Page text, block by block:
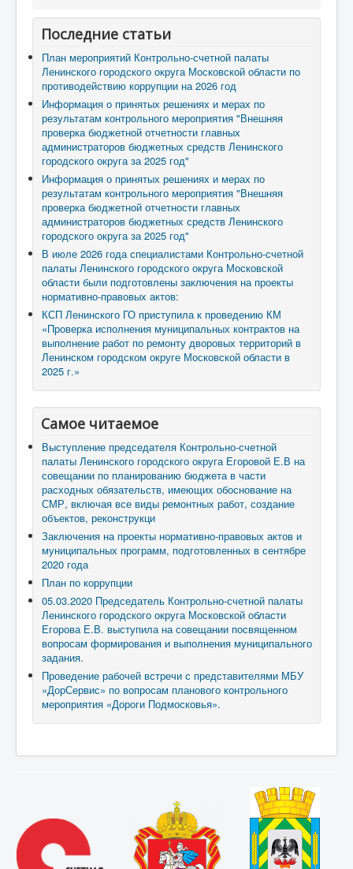
Последние статьи
План мероприятий Контрольно-счетной палаты
Ленинского городского округа Московской области по
противодействию коррупции на 2026 год
Информация о принятых решениях и мерах по
результатам контрольного мероприятия "Внешняя
проверка бюджетной отчетности главных
администраторов бюджетных средств Ленинского
городского округа за 2025 год"
Информация о принятых решениях и мерах по
результатам контрольного мероприятия "Внешняя
проверка бюджетной отчетности главных
администраторов бюджетных средств Ленинского
городского округа за 2025 год"
В июле 2026 года специалистами Контрольно-счетной
палаты Ленинского городского округа Московской
области были подготовлены заключения на проекты
нормативно-правовых актов:
КСП Ленинского ГО приступила к проведению КМ
«Проверка исполнения муниципальных контрактов на
выполнение работ по ремонту дворовых территорий в
Ленинском городском округе Московской области в
2025 г.»
Самое читаемое
Выступление председателя Контрольно-счетной
палаты Ленинского городского округа Егоровой Е.В на
совещании по планированию бюджета в части
расходных обязательств, имеющих обоснование на
СМР, включая все виды ремонтных работ, создание
объектов, реконструкци
Заключения на проекты нормативно-правовых актов и
муниципальных программ, подготовленных в сентябре
2020 года
План по коррупции
05.03.2020 Председатель Контрольно-счетной палаты
Ленинского городского округа Московской области
Егорова Е.В. выступила на совещании посвященном
вопросам формирования и выполнения муниципального
задания.
Проведение рабочей встречи с представителями МБУ
«ДорСервис» по вопросам планового контрольного
мероприятия «Дороги Подмосковья».